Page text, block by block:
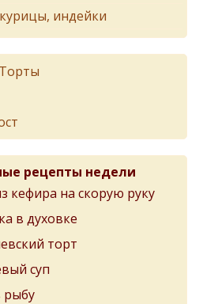
индейки
Торты
рецепты недели
кефира на скорую руку
в духовке
торт
суп
рыбу